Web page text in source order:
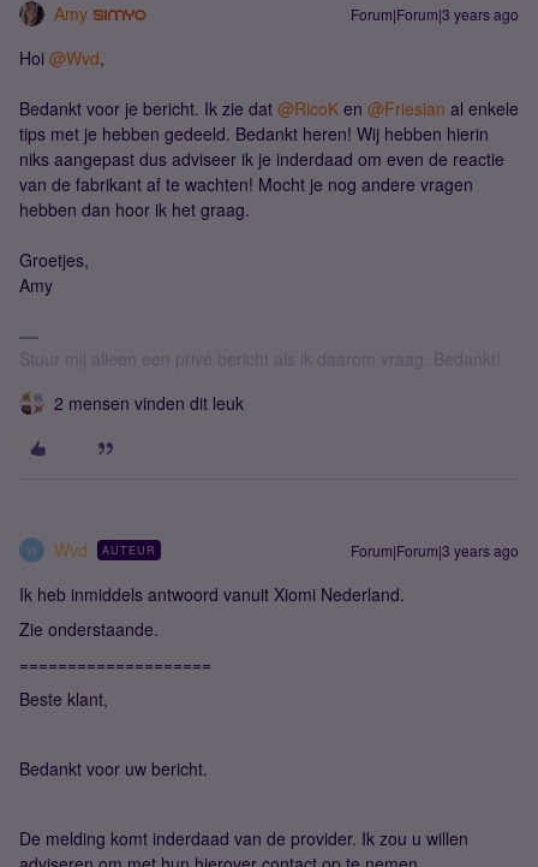
Amy Forum|Forum|3 years ago
Hoi @Wvd,
Bedankt voor je bericht. Ik zie dat @RicoK en @Friesian al enkele
tips met je hebben gedeeld. Bedankt heren! Wij hebben hierin
niks aangepast dus adviseer ik je inderdaad om even de reactie
van de fabrikant af te wachten! Mocht je nog andere vragen
hebben dan hoor ik het graag.
Groetjes,
Amy
Stuur mij alleen een privé bericht als ik daarom vraag. Bedankt!
2 mensen vinden dit leuk
W Wvd AUTEUR Forum|Forum|3 years ago
Ik heb inmiddels antwoord vanuit Xiomi Nederland.
Zie onderstaande.
====================
Beste klant,
Bedankt voor uw bericht.
De melding komt inderdaad van de provider. Ik zou u willen